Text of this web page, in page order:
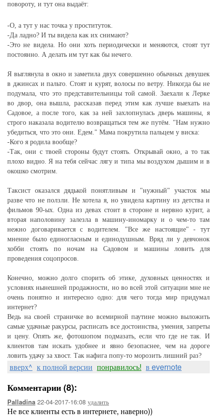
повороту, и тут она выдаёт:
-О, а тут у нас точка у проституток.
-Да ладно? И ты видела как их снимают?
-Это не видела. Но они хоть периодически и меняются, стоят тут
постоянно. А делать им тут как бы нечего.
Я выглянула в окно и заметила двух совершенно обычных девушек
в джинсах и пальто. Стоят и курят, волосы по ветру. Никогда бы не
подумала, что это представительницы той самой. Заехали к Лерке
во двор, она вышла, рассказав перед этим как лучше выехать на
Садовое, а после того, как за ней захлопнулась дверь машины, я
строго наказала водителю возвращаться тем же путём. "Нам нужно
убедиться, что это они. Едем." Мама покрутила пальцем у виска:
-Кого я родила вообще?
-Так, они с твоей стороны будут стоять. Открывай окно, а то так
плохо видно. Я на тебя сейчас лягу и типа мы воздухом дышим и в
окошко смотрим.
Таксист оказался дядькой понятливым и "нужный" участок мы
разве что не ползли. Не хотела я, но увидела картину из детства и
фильмов 90-ых. Одна из девах стоит в стороне и нервно курит, а
вторая наполовину залезла в машину-иномарку и о чем-то там
нежно договаривается с водителем. "Все же настоящие" - тут
мнение было единогласным и единодушным. Вряд ли у девчонок
хобби стоять по ночам на Садовом и машины ловить для
проведения соцопросов.
Конечно, можно долго спорить об этике, духовных ценностях и
условиях нынешней продажности, но во всей этой ситуации мне не
очень понятно и интересно одно: для чего тогда мир придумал
интернет?
Ведь на своей страничке во всемирной паутине можно выложить
самые удачные ракурсы, расписать все достоинства, умения, запреты
и цену. Опять же, фотошопом подмазать, если что где не так. И
клиентов там искать удобнее и явно безопаснее, чем на дороге
ловить удачу за хвост. Так нафига попу-то морозить лишний раз?
вверх^ к полной версии понравилось! в evernote
Комментарии (8):
Palladina 22-04-2017-16:08 удалить
Не все клиенты есть в интернете, наверно))